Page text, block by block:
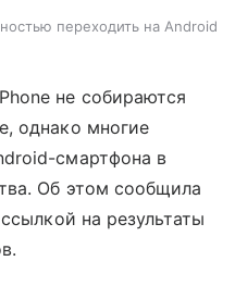
переходить на Android
не собираются
однако многие
смартфона в
Об этом сообщила
на результаты